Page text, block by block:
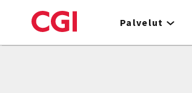
to
Palvelut